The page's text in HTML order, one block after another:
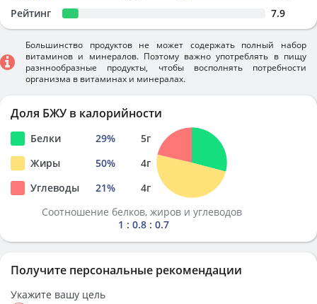
Рейтинг 7.9
Большинство продуктов не может содержать полный набор
витаминов и минералов. Поэтому важно употреблять в пищу
разннообразные продукты, чтобы восполнять потребности
организма в витаминах и минералах.
Доля БЖУ в калорийности
Белки 29% 5г
Жиры
50% 4г
Углеводы
21% 4г
Соотношение белков, жиров и углеводов
1 : 0.8 : 0.7
Получите персональные рекомендации
Укажите вашу цель